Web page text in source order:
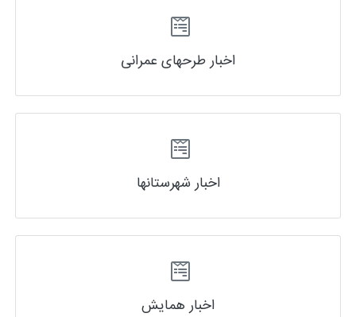
اخبار طرحهای عمرانی
اخبار شهرستانها
اخبار همایش